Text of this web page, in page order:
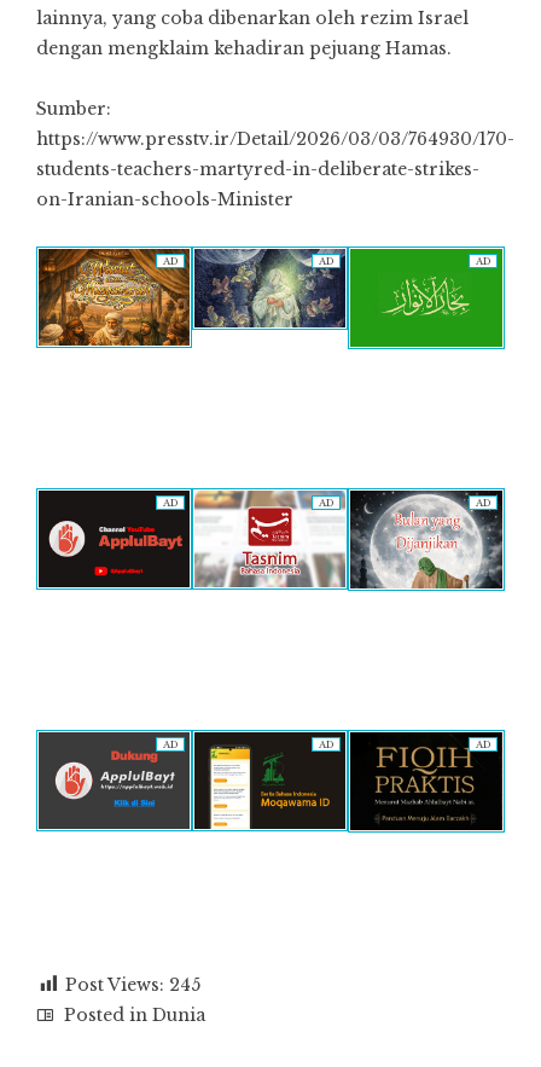
lainnya, yang coba dibenarkan oleh rezim Israel
dengan mengklaim kehadiran pejuang Hamas.
Sumber:
https://www.presstv.ir/Detail/2026/03/03/764930/170-
students-teachers-martyred-in-deliberate-strikes-
on-Iranian-schools-Minister
AD AD AD
AD AD AD
AD AD AD
Post Views: 245
Posted in Dunia